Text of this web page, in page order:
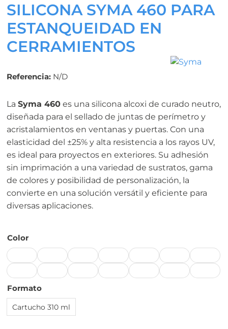
SILICONA SYMA 460 PARA
ESTANQUEIDAD EN
CERRAMIENTOS
Referencia: N/D
La Syma 460es una silicona alcoxi de curado neutro,
diseñada para el sellado de juntas de perímetro y
acristalamientos en ventanas y puertas. Con una
elasticidad del ±25% y alta resistencia a los rayos UV,
es ideal para proyectos en exteriores. Su adhesión
sin imprimación a una variedad de sustratos, gama
de colores y posibilidad de personalización, la
convierte en una solución versátil y eficiente para
diversas aplicaciones.
Color
Formato
Cartucho 310 ml